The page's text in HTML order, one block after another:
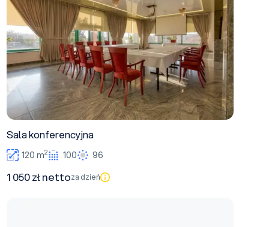
Sala konferencyjna
120 m2 100 96
1 050 zł nettoza dzień